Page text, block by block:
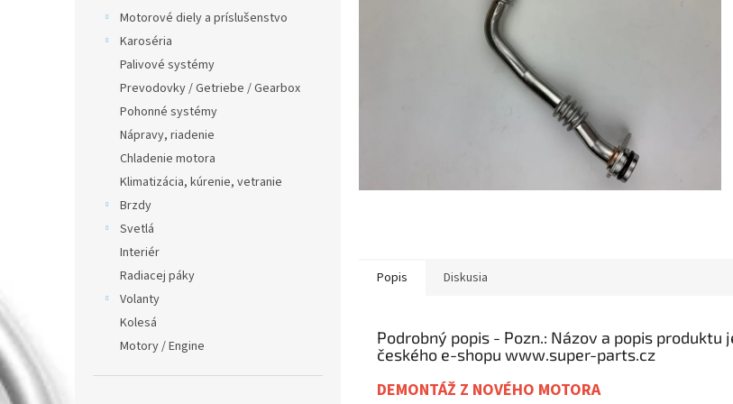
Motorové diely a príslušenstvo
Karoséria
Palivové systémy
Prevodovky / Getriebe / Gearbox
Pohonné systémy
Nápravy, riadenie
Chladenie motora
Klimatizácia, kúrenie, vetranie
Brzdy
Svetlá
Interiér
Radiacej páky
Volanty
Kolesá
Motory / Engine
Popis Diskusia
Podrobný popis
DEMONTÁŽ Z NOVÉHO MOTORA